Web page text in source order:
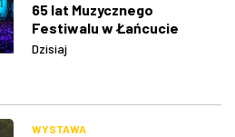
65 lat Muzycznego
Festiwalu w Łańcucie
Dzisiaj
WYSTAWA